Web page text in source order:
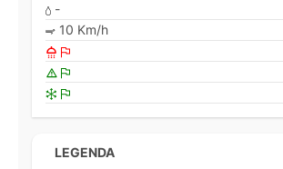
-
10 Km/h
LEGENDA